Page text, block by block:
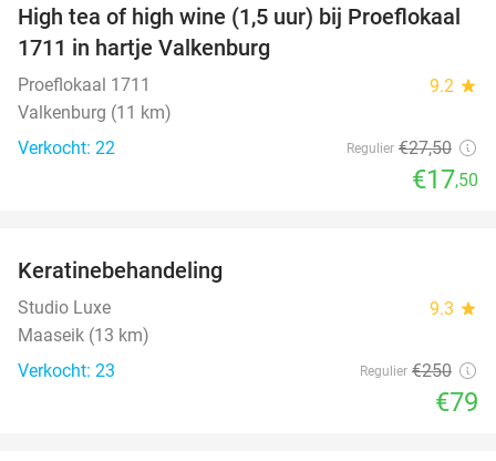
36%
High tea of high wine (1,5 uur) bij Proeflokaal
1711 in hartje Valkenburg
Proeflokaal 1711 9.2 star
Valkenburg (11 km)
Verkocht: 22
Regulier €27,50
€17,50
Keratinebehandeling
Studio Luxe 9.3 star
Maaseik (13 km)
Verkocht: 23
Regulier €250
€79